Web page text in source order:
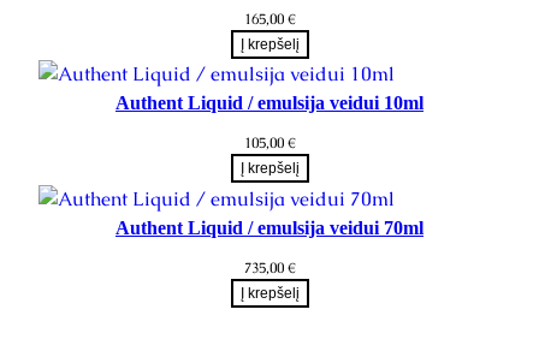
165,00€
Į krepšelį
Authent Liquid / emulsija veidui 10ml
105,00€
Į krepšelį
Authent Liquid / emulsija veidui 70ml
735,00€
Į krepšelį